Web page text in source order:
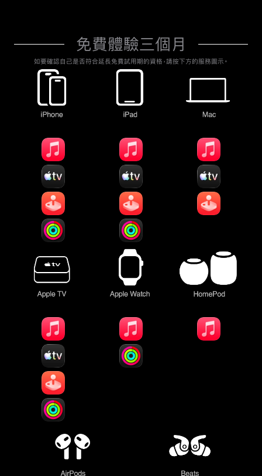
免費體驗三個月
如要確認自己是否符合延長免費試用期的資格，請按下方的服務圖示。